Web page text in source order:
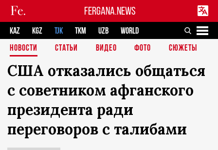
FERGANA.NEWS
KAZ KGZ TJK TKM UZB
WORLD
НОВОСТИ
СТАТЬИ ВИДЕО ФОТО СЮЖЕТЫ
США отказались общаться
с советником афганского
президента ради
переговоров с талибами